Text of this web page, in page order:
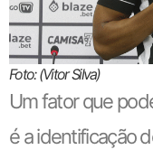
Foto: (Vitor Silva)
Um fator que
é a identificação